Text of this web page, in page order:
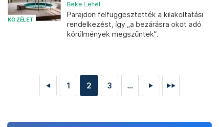
KÖZÉLET
Beke Lehel
Parajdon felfüggesztették a kilakoltatási
rendelkezést, így „a bezárásra okot adó
körülmények megszűntek”.
◄ 1 2 3 ... ► ►►